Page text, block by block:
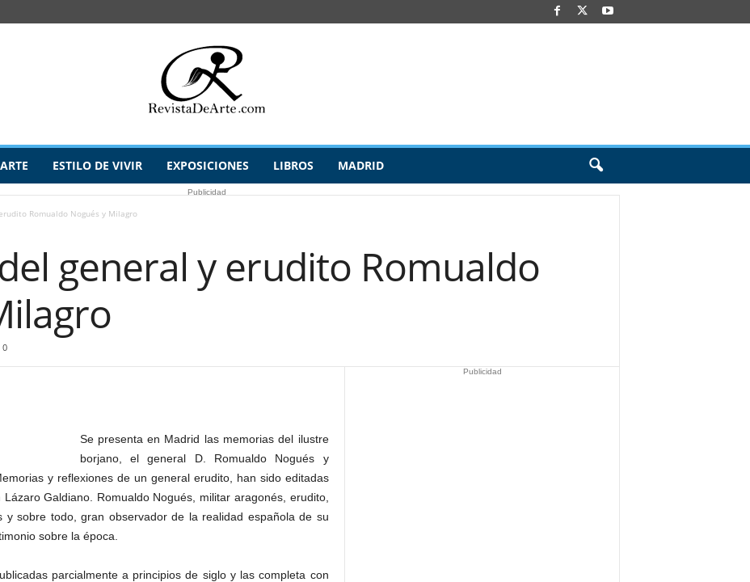
ARTE ESTILO DE VIVIR EXPOSICIONES LIBROS MADRID
Publicidad
Romualdo Nogués y Milagro
general y erudito Romualdo
0
Se presenta en Madrid las memorias del ilustre
borjano, el general D. Romualdo Nogués y
y reflexiones de un general erudito, han sido editadas
Galdiano. Romualdo Nogués, militar aragonés, erudito,
y sobre todo, gran observador de la realidad española de su
sobre la época.
parcialmente a principios de siglo y las completa con
Publicidad